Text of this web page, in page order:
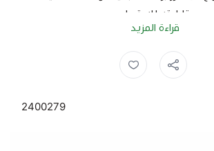
وقابليته للامتصاص
جميع أنواع أرز أروما بالآتي:
يتم إنتاج أرز أروما باستخدام أفضل أنواع الأرز
قراءة المزيد
2400279